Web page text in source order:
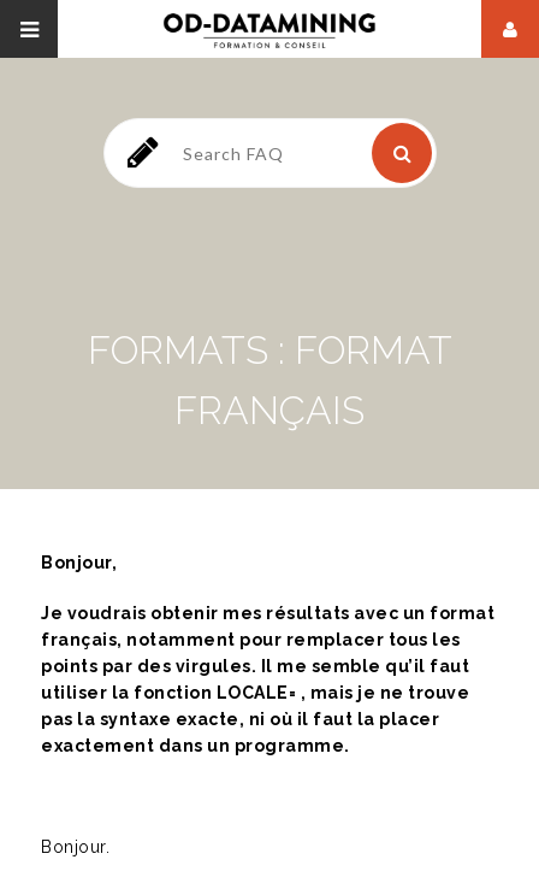
FORMATS : FORMAT
FRANÇAIS
Bonjour,
Je voudrais obtenir mes résultats avec un format
français, notamment pour remplacer tous les
points par des virgules. Il me semble qu’il faut
utiliser la fonction LOCALE= , mais je ne trouve
pas la syntaxe exacte, ni où il faut la placer
exactement dans un programme.
Bonjour.